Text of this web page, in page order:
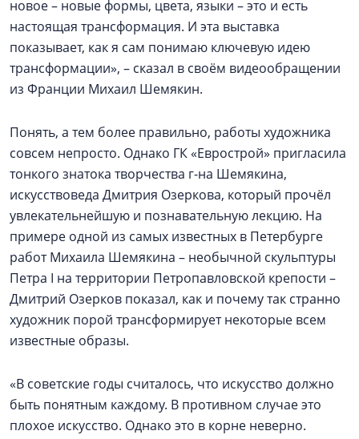
новое – новые формы, цвета, языки – это и есть
настоящая трансформация. И эта выставка
показывает, как я сам понимаю ключевую идею
трансформации», – сказал в своём видеообращении
из Франции Михаил Шемякин.
Понять, а тем более правильно, работы художника
совсем непросто. Однако ГК «Еврострой» пригласила
тонкого знатока творчества г-на Шемякина,
искусствоведа Дмитрия Озеркова, который прочёл
увлекательнейшую и познавательную лекцию. На
примере одной из самых известных в Петербурге
работ Михаила Шемякина – необычной скульптуры
Петра I на территории Петропавловской крепости –
Дмитрий Озерков показал, как и почему так странно
художник порой трансформирует некоторые всем
известные образы.
«В советские годы считалось, что искусство должно
быть понятным каждому. В противном случае это
плохое искусство. Однако это в корне неверно.